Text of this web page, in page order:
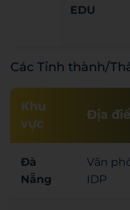
EDU
Các Tỉnh thành/
Khu
vực
Địa
Đà
Nẵng
Văn
IDP